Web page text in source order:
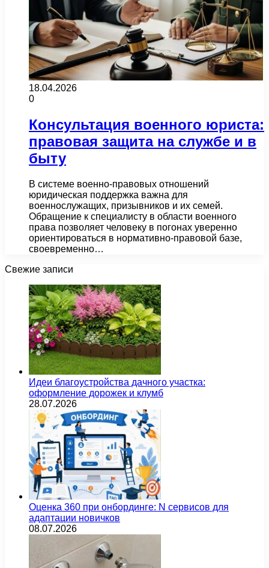
18.04.2026
0
Консультация военного юриста:
правовая защита на службе и в
быту
В системе военно-правовых отношений
юридическая поддержка важна для
военнослужащих, призывников и их семей.
Обращение к специалисту в области военного
права позволяет человеку в погонах уверенно
ориентироваться в нормативно-правовой базе,
своевременно…
Свежие записи
Идеи благоустройства дачного участка:
оформление дорожек и клумб
28.07.2026
Оценка 360 при онбординге: N сервисов для
адаптации новичков
08.07.2026